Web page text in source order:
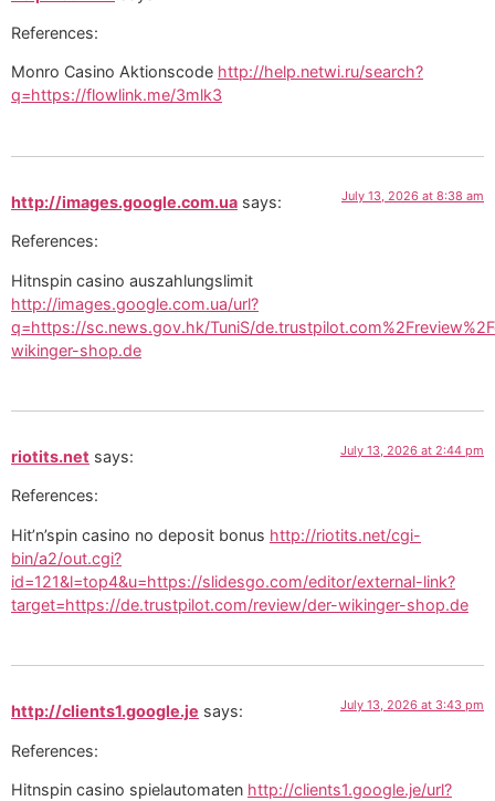
References:
Monro Casino Aktionscode http://help.netwi.ru/search?
q=https://flowlink.me/3mlk3
http://images.google.com.ua says: July 13, 2026 at 8:38 am
References:
Hitnspin casino auszahlungslimit
http://images.google.com.ua/url?
q=https://sc.news.gov.hk/TuniS/
wikinger-shop.de
riotits.net says: July 13, 2026 at 2:44 pm
References:
Hit’n’spin casino no deposit bonus http://riotits.net/cgi-
bin/a2/out.cgi?
id=121&l=top4&u=https://slidesgo.com/editor/external-link?
target=https://de.trustpilot.com/review/der-wikinger-shop.de
http://clients1.google.je says: July 13, 2026 at 3:43 pm
References:
Hitnspin casino spielautomaten http://clients1.google.je/url?